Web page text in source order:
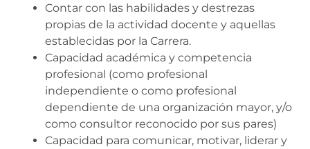
Contar con las habilidades y destrezas
propias de la actividad docente y aquellas
establecidas por la Carrera.
Capacidad académica y competencia
profesional (como profesional
independiente o como profesional
dependiente de una organización mayor, y/o
como consultor reconocido por sus pares)
Capacidad para comunicar, motivar, liderar y